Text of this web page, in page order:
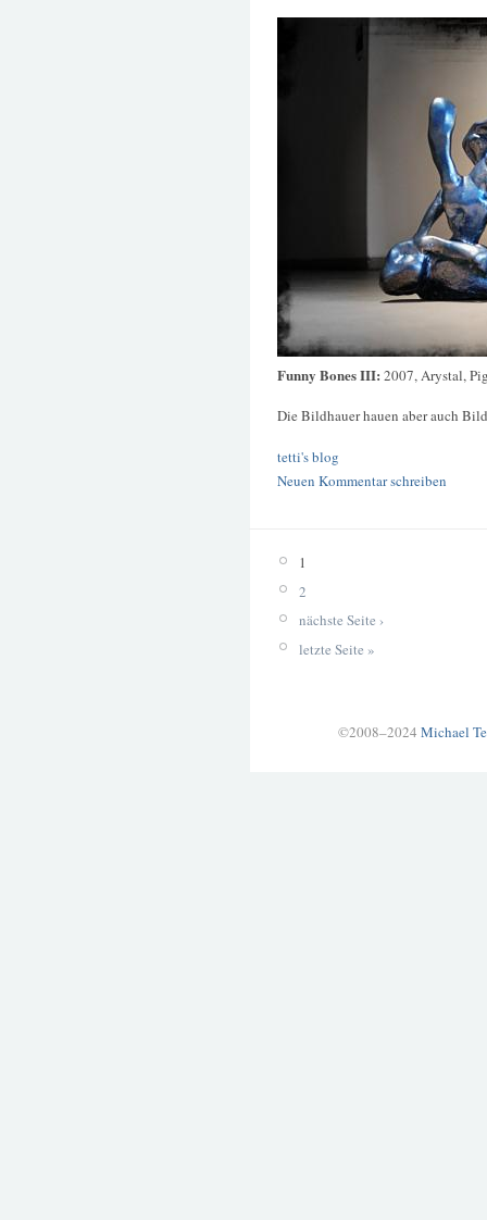
Funny Bones III: 2007, Arystal,
Die Bildhauer hauen aber auch
tetti's blog
Neuen Kommentar schreiben
1
2
nächste Seite ›
letzte Seite »
©2008–2024 Michael